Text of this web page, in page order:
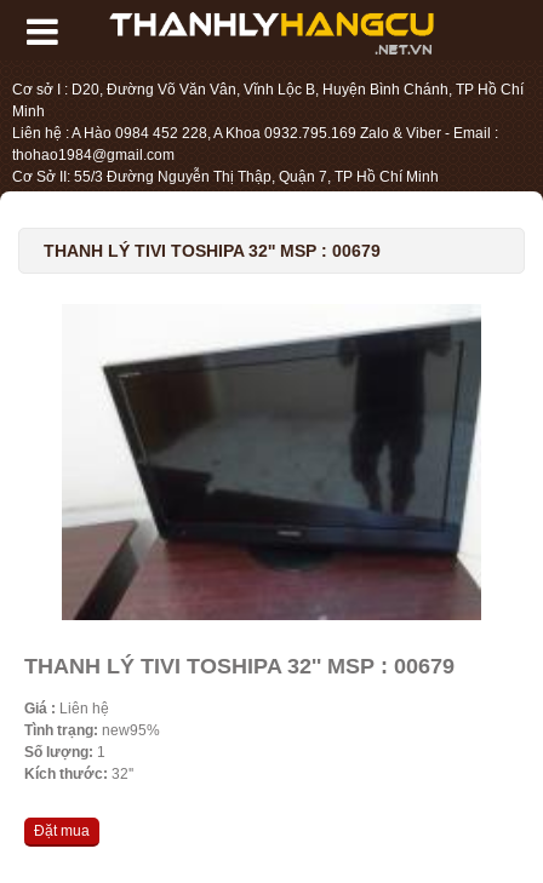
Cơ sở I : D20, Đường Võ Văn Vân, Vĩnh Lộc B, Huyện Bình Chánh, TP Hồ Chí
Minh
Liên hệ : A Hào 0984 452 228, A Khoa 0932.795.169 Zalo & Viber - Email :
thohao1984@gmail.com
Cơ Sở II: 55/3 Đường Nguyễn Thị Thập, Quận 7, TP Hồ Chí Minh
THANH LÝ TIVI TOSHIPA 32'' MSP : 00679
THANH LÝ TIVI TOSHIPA 32'' MSP : 00679
Giá : Liên hệ
Tình trạng: new95%
Số lượng: 1
Kích thước: 32''
Đặt mua